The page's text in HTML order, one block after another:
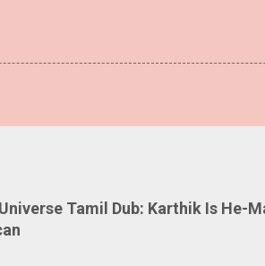
Tamil Dub: Karthik Is He-